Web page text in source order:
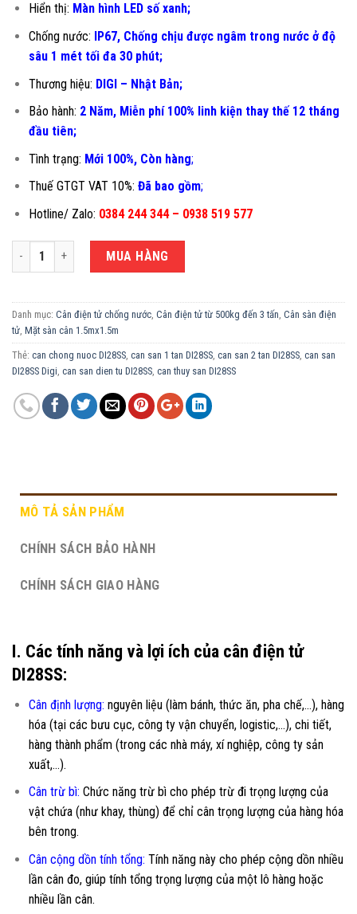
Hiển thị: Màn hình LED số xanh;
Chống nước: IP67, Chống chịu được ngâm trong nước ở độ
sâu 1 mét tối đa 30 phút;
Thương hiệu: DIGI – Nhật Bản;
Bảo hành: 2 Năm, Miễn phí 100% linh kiện thay thế 12 tháng
đầu tiên;
Tình trạng: Mới 100%, Còn hàng;
Thuế GTGT VAT 10%: Đã bao gồm;
Hotline/ Zalo: 0384 244 344 – 0938 519 577
CÂN ĐIỆN TỬ CHỐNG NƯỚC 1 TẤN DI28SS-1.5X1.5M số lượng
MUA HÀNG
Danh mục: Cân điện tử chống nước Cân điện tử từ 500kg đến 3 tấn Cân sàn điện
tử Mặt sàn cân 1.5mx1.5m
Thẻ: can chong nuoc DI28SS can san 1 tan DI28SS can san 2 tan DI28SS can san
DI28SS Digi can san dien tu DI28SS can thuy san DI28SS
MÔ TẢ SẢN PHẨM
CHÍNH SÁCH BẢO HÀNH
CHÍNH SÁCH GIAO HÀNG
I. Các tính năng và lợi ích của cân điện tử
DI28SS:
Cân định lượng: nguyên liệu (làm bánh, thức ăn, pha chế,…), hàng
hóa (tại các bưu cục, công ty vận chuyển, logistic,…), chi tiết,
hàng thành phẩm (trong các nhà máy, xí nghiệp, công ty sản
xuất,…).
Cân trừ bì: Chức năng trừ bì cho phép trừ đi trọng lượng của
vật chứa (như khay, thùng) để chỉ cân trọng lượng của hàng hóa
bên trong.
Cân cộng dồn tính tổng: Tính năng này cho phép cộng dồn nhiều
lần cân đo, giúp tính tổng trọng lượng của một lô hàng hoặc
nhiều lần cân.